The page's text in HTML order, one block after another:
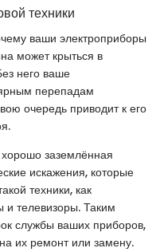
техники
ваши электроприборы
может крыться в
него ваше
перепадам
очередь приводит к его
заземлённая
искажения, которые
техники, как
телевизоры. Таким
службы ваших приборов,
их ремонт или замену.